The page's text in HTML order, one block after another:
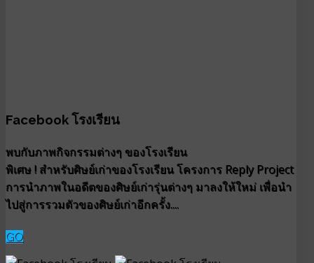
Facebook โรงเรียน
พบกับภาพกิจกรรมต่างๆ ของโรงเรียน
พิเศษ ! สำหรับศิษย์เก่าของโรงเรียน โครงการ Reply Project
การนำภาพในอดีตของศิษย์เก่ารุ่นต่างๆ มาลงให้ใหม่ เพื่อนำ
ไปสู่การรวมตัวของศิษย์เก่าอีกครั้ง....
GO